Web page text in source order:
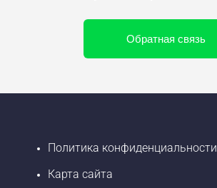
Обратная связь
Политика конфиденциальности
Карта сайта